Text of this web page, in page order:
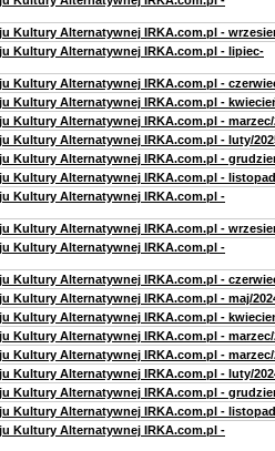
Kultury Alternatywnej IRKA.com.pl -
Kultury Alternatywnej IRKA.com.pl - lipiec-
Kultury Alternatywnej IRKA.com.pl -
Kultury Alternatywnej IRKA.com.pl -
Kultury Alternatywnej IRKA.com.pl - marzec/
Kultury Alternatywnej IRKA.com.pl - luty/
Kultury Alternatywnej IRKA.com.pl -
Kultury Alternatywnej IRKA.com.pl -
Kultury Alternatywnej IRKA.com.pl -
Kultury Alternatywnej IRKA.com.pl -
Kultury Alternatywnej IRKA.com.pl -
Kultury Alternatywnej IRKA.com.pl -
Kultury Alternatywnej IRKA.com.pl - maj/
Kultury Alternatywnej IRKA.com.pl -
Kultury Alternatywnej IRKA.com.pl - marzec/
Kultury Alternatywnej IRKA.com.pl - marzec/
Kultury Alternatywnej IRKA.com.pl - luty/
Kultury Alternatywnej IRKA.com.pl -
Kultury Alternatywnej IRKA.com.pl -
Kultury Alternatywnej IRKA.com.pl -